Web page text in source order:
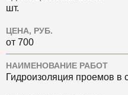
шт.
ЦЕНА, РУБ.
от 700
НАИМЕНОВАНИЕ РАБОТ
Гидроизоляция проемов в